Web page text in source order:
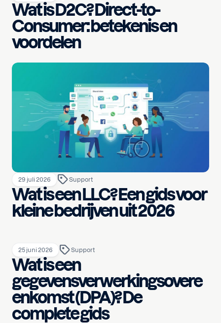
Wat is D2C? Direct-to-
Consumer: betekenis en
voordelen
29 juli 2026 Support
Wat is een LLC? Een gids voor
kleine bedrijven uit 2026
25 juni 2026 Support
Wat is een
gegevensverwerkingsovere
enkomst (DPA)? De
complete gids